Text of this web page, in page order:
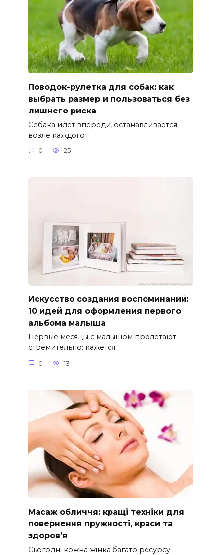
Поводок-рулетка для собак: как
выбрать размер и пользоваться без
лишнего риска
Собака идет впереди, останавливается
возле каждого
0 25
Искусство создания воспоминаний:
10 идей для оформления первого
альбома малыша
Первые месяцы с малышом пролетают
стремительно: кажется
0 13
Масаж обличчя: кращі техніки для
повернення пружності, краси та
здоров’я
Сьогодні кожна жінка багато ресурсу